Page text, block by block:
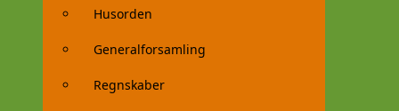
Husorden
Generalforsamling
Regnskaber